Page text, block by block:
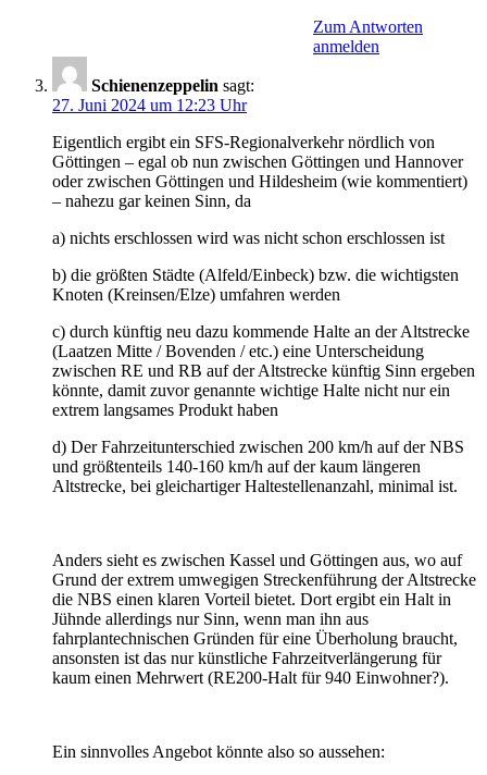
Zum Antworten
anmelden
Schienenzeppelin sagt:
27. Juni 2024 um 12:23 Uhr
Eigentlich ergibt ein SFS-Regionalverkehr nördlich von
Göttingen – egal ob nun zwischen Göttingen und Hannover
oder zwischen Göttingen und Hildesheim (wie kommentiert)
– nahezu gar keinen Sinn, da
a) nichts erschlossen wird was nicht schon erschlossen ist
b) die größten Städte (Alfeld/Einbeck) bzw. die wichtigsten
Knoten (Kreinsen/Elze) umfahren werden
c) durch künftig neu dazu kommende Halte an der Altstrecke
(Laatzen Mitte / Bovenden / etc.) eine Unterscheidung
zwischen RE und RB auf der Altstrecke künftig Sinn ergeben
könnte, damit zuvor genannte wichtige Halte nicht nur ein
extrem langsames Produkt haben
d) Der Fahrzeitunterschied zwischen 200 km/h auf der NBS
und größtenteils 140-160 km/h auf der kaum längeren
Altstrecke, bei gleichartiger Haltestellenanzahl, minimal ist.
Anders sieht es zwischen Kassel und Göttingen aus, wo auf
Grund der extrem umwegigen Streckenführung der Altstrecke
die NBS einen klaren Vorteil bietet. Dort ergibt ein Halt in
Jühnde allerdings nur Sinn, wenn man ihn aus
fahrplantechnischen Gründen für eine Überholung braucht,
ansonsten ist das nur künstliche Fahrzeitverlängerung für
kaum einen Mehrwert (RE200-Halt für 940 Einwohner?).
Ein sinnvolles Angebot könnte also so aussehen: